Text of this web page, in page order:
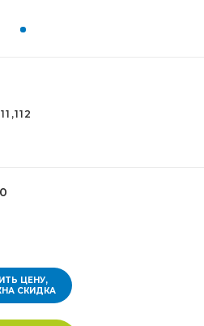
ЦЕНУ,
СКИДКА